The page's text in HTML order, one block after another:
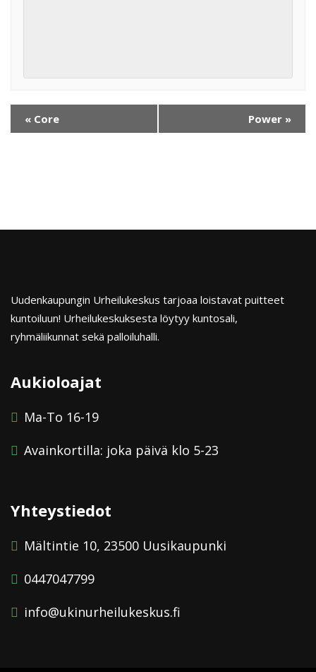
« Core Power »
Uudenkaupungin Urheilukeskus tarjoaa loistavat puitteet
kuntoiluun! Urheilukeskuksesta löytyy kuntosali,
ryhmäliikunnat sekä palloiluhalli.
Aukioloajat
Ma-To 16-19
Avainkortilla: joka päivä klo 5-23
Yhteystiedot
Mältintie 10, 23500 Uusikaupunki
0447047799
info@ukinurheilukeskus.fi